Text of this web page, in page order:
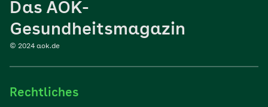
Sport
Reisen
Das AOK-
Gesundheitsmagazin
© 2024 aok.de
Rechtliches